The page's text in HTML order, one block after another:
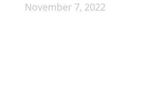
November 7, 2022